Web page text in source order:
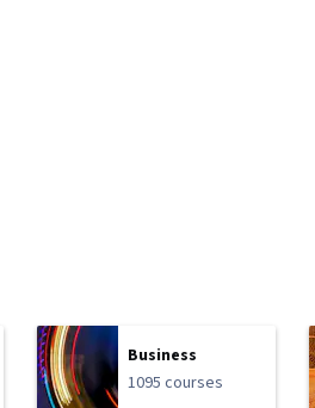
Business
1095 courses